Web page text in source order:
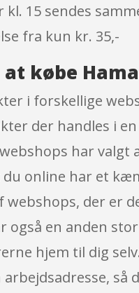
15 sendes
fra kun kr. 35,-
at købe
i forskellige
der handles i
har
du online har et
webshops, der er
også en anden
hjem til dig